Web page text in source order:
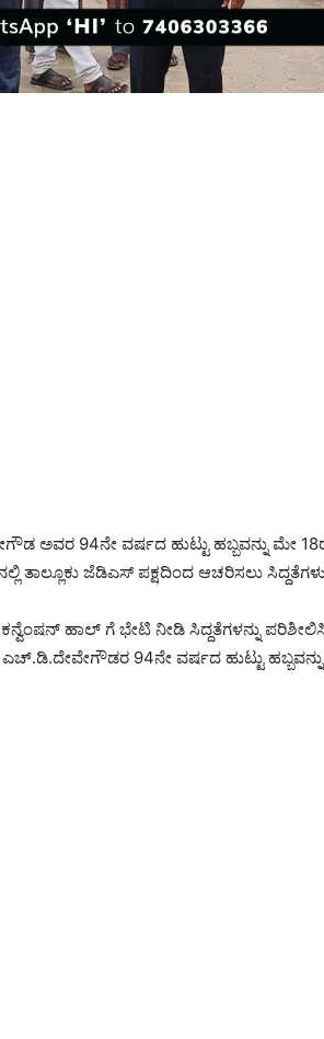
ಅವರ 94ನೇ ವರ್ಷದ ಹುಟ್ಟು ಹಬ್ಬವನ್ನು ಮೇ
ತಾಲ್ಲೂಕು ಜೆಡಿಎಸ್ ಪಕ್ಷದಿಂದ ಆಚರಿಸಲು
ಹಾಲ್‌ ಗೆ ಭೇಟಿ ನೀಡಿ ಸಿದ್ದತೆಗಳನ್ನು
94ನೇ ವರ್ಷದ ಹುಟ್ಟು